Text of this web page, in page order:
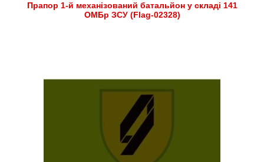
Прапор 1-й механізований батальйон у складі 141
ОМБр ЗСУ (Flag-02328)